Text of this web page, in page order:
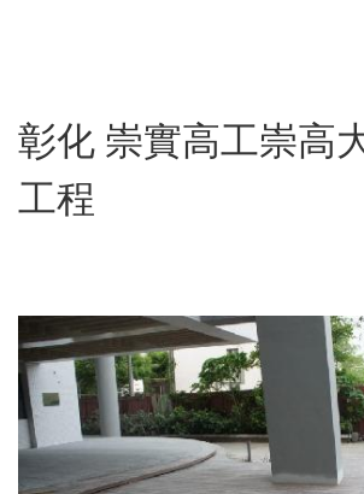
彰化 崇實高工崇高
工程